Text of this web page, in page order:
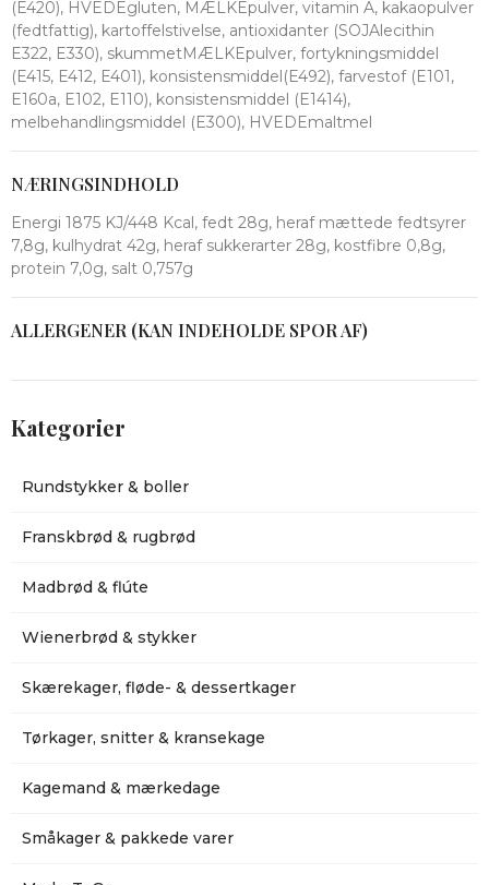
(E420), HVEDEgluten, MÆLKEpulver, vitamin A, kakaopulver
(fedtfattig), kartoffelstivelse, antioxidanter (SOJAlecithin
E322, E330), skummetMÆLKEpulver, fortykningsmiddel
(E415, E412, E401), konsistensmiddel(E492), farvestof (E101,
E160a, E102, E110), konsistensmiddel (E1414),
melbehandlingsmiddel (E300), HVEDEmaltmel
NÆRINGSINDHOLD
Energi 1875 KJ/448 Kcal, fedt 28g, heraf mættede fedtsyrer
7,8g, kulhydrat 42g, heraf sukkerarter 28g, kostfibre 0,8g,
protein 7,0g, salt 0,757g
ALLERGENER (KAN INDEHOLDE SPOR AF)
Kategorier
Rundstykker & boller
Franskbrød & rugbrød
Madbrød & flúte
Wienerbrød & stykker
Skærekager, fløde- & dessertkager
Tørkager, snitter & kransekage
Kagemand & mærkedage
Småkager & pakkede varer